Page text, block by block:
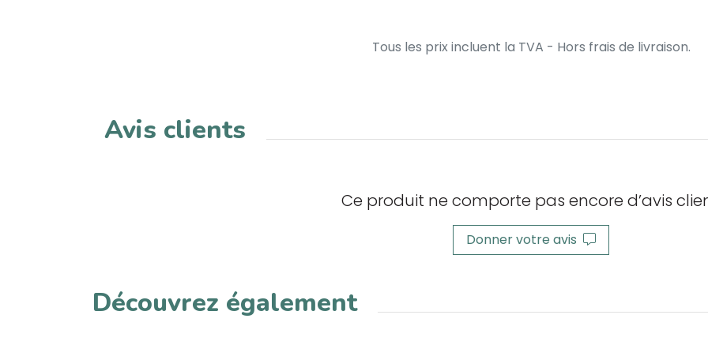
Tous les prix incluent la TVA - Hors frais de livraison.
Avis clients
Ce produit ne comporte pas encore d’avis
Donner votre avis
Découvrez également